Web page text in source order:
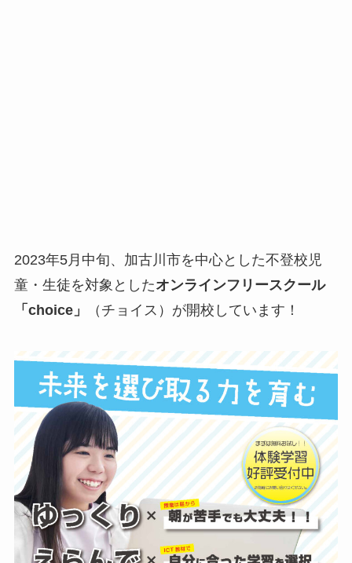
2023年5月中旬、加古川市を中心とした不登校児
童・生徒を対象としたオンラインフリースクール
「choice」
（チョイス）が開校しています！